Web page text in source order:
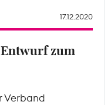
17.12.2020
zum
Verband